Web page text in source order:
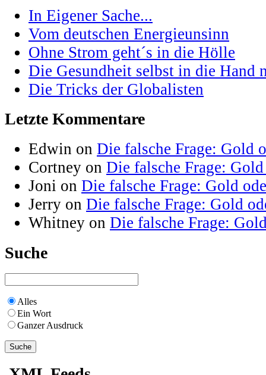
In Eigener Sache...
Vom deutschen Energieunsinn
Ohne Strom geht´s in die Hölle
Die Gesundheit selbst in die Hand
Die Tricks der Globalisten
Letzte Kommentare
Edwin on Die falsche Frage: Gold
Cortney on Die falsche Frage:
Joni on Die falsche Frage: Gold
Jerry on Die falsche Frage: Gold
Whitney on Die falsche Frage:
Suche
Alles
Ein Wort
Ganzer Ausdruck